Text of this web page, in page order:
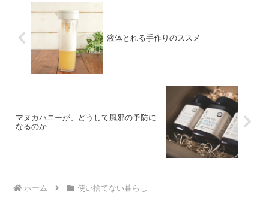
液体とれる手作りのススメ
マヌカハニーが、どうして風邪の予防に
なるのか
ホーム 使い捨てない暮らし